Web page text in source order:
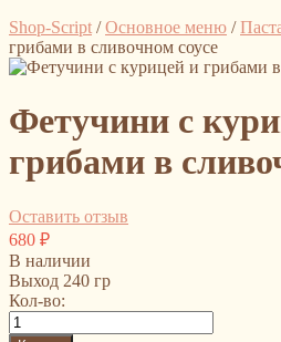
Shop-Script /Основное меню /
грибами в сливочном соусе
Фетучини с
грибами в
Оставить отзыв
680 ₽
В наличии
Выход 240 гр
Кол-во: